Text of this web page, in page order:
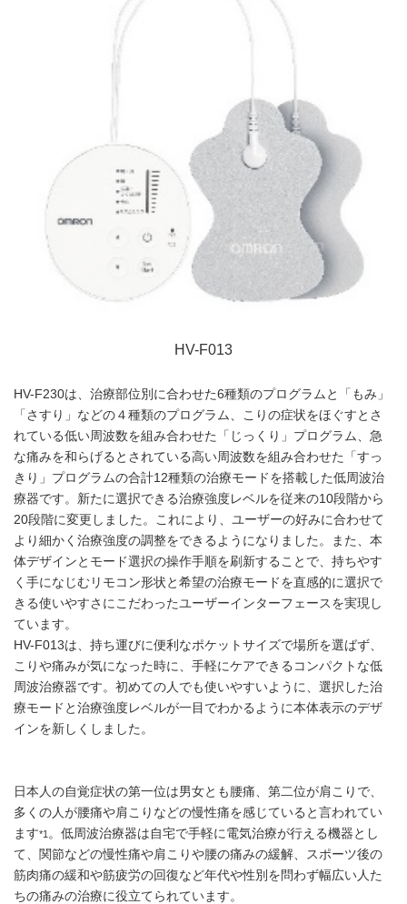
HV-F013
HV-F230は、治療部位別に合わせた6種類のプログラムと「もみ」
「さすり」などの４種類のプログラム、こりの症状をほぐすとさ
れている低い周波数を組み合わせた「じっくり」プログラム、急
な痛みを和らげるとされている高い周波数を組み合わせた「すっ
きり」プログラムの合計12種類の治療モードを搭載した低周波治
療器です。新たに選択できる治療強度レベルを従来の10段階から
20段階に変更しました。これにより、ユーザーの好みに合わせて
より細かく治療強度の調整をできるようになりました。また、本
体デザインとモード選択の操作手順を刷新することで、持ちやす
く手になじむリモコン形状と希望の治療モードを直感的に選択で
きる使いやすさにこだわったユーザーインターフェースを実現し
ています。
HV-F013は、持ち運びに便利なポケットサイズで場所を選ばず、
こりや痛みが気になった時に、手軽にケアできるコンパクトな低
周波治療器です。初めての人でも使いやすいように、選択した治
療モードと治療強度レベルが一目でわかるように本体表示のデザ
インを新しくしました。
日本人の自覚症状の第一位は男女とも腰痛、第二位が肩こりで、
多くの人が腰痛や肩こりなどの慢性痛を感じていると言われてい
ます*1 。低周波治療器は自宅で手軽に電気治療が行える機器とし
て、関節などの慢性痛や肩こりや腰の痛みの緩解、スポーツ後の
筋肉痛の緩和や筋疲労の回復など年代や性別を問わず幅広い人た
ちの痛みの治療に役立てられています。